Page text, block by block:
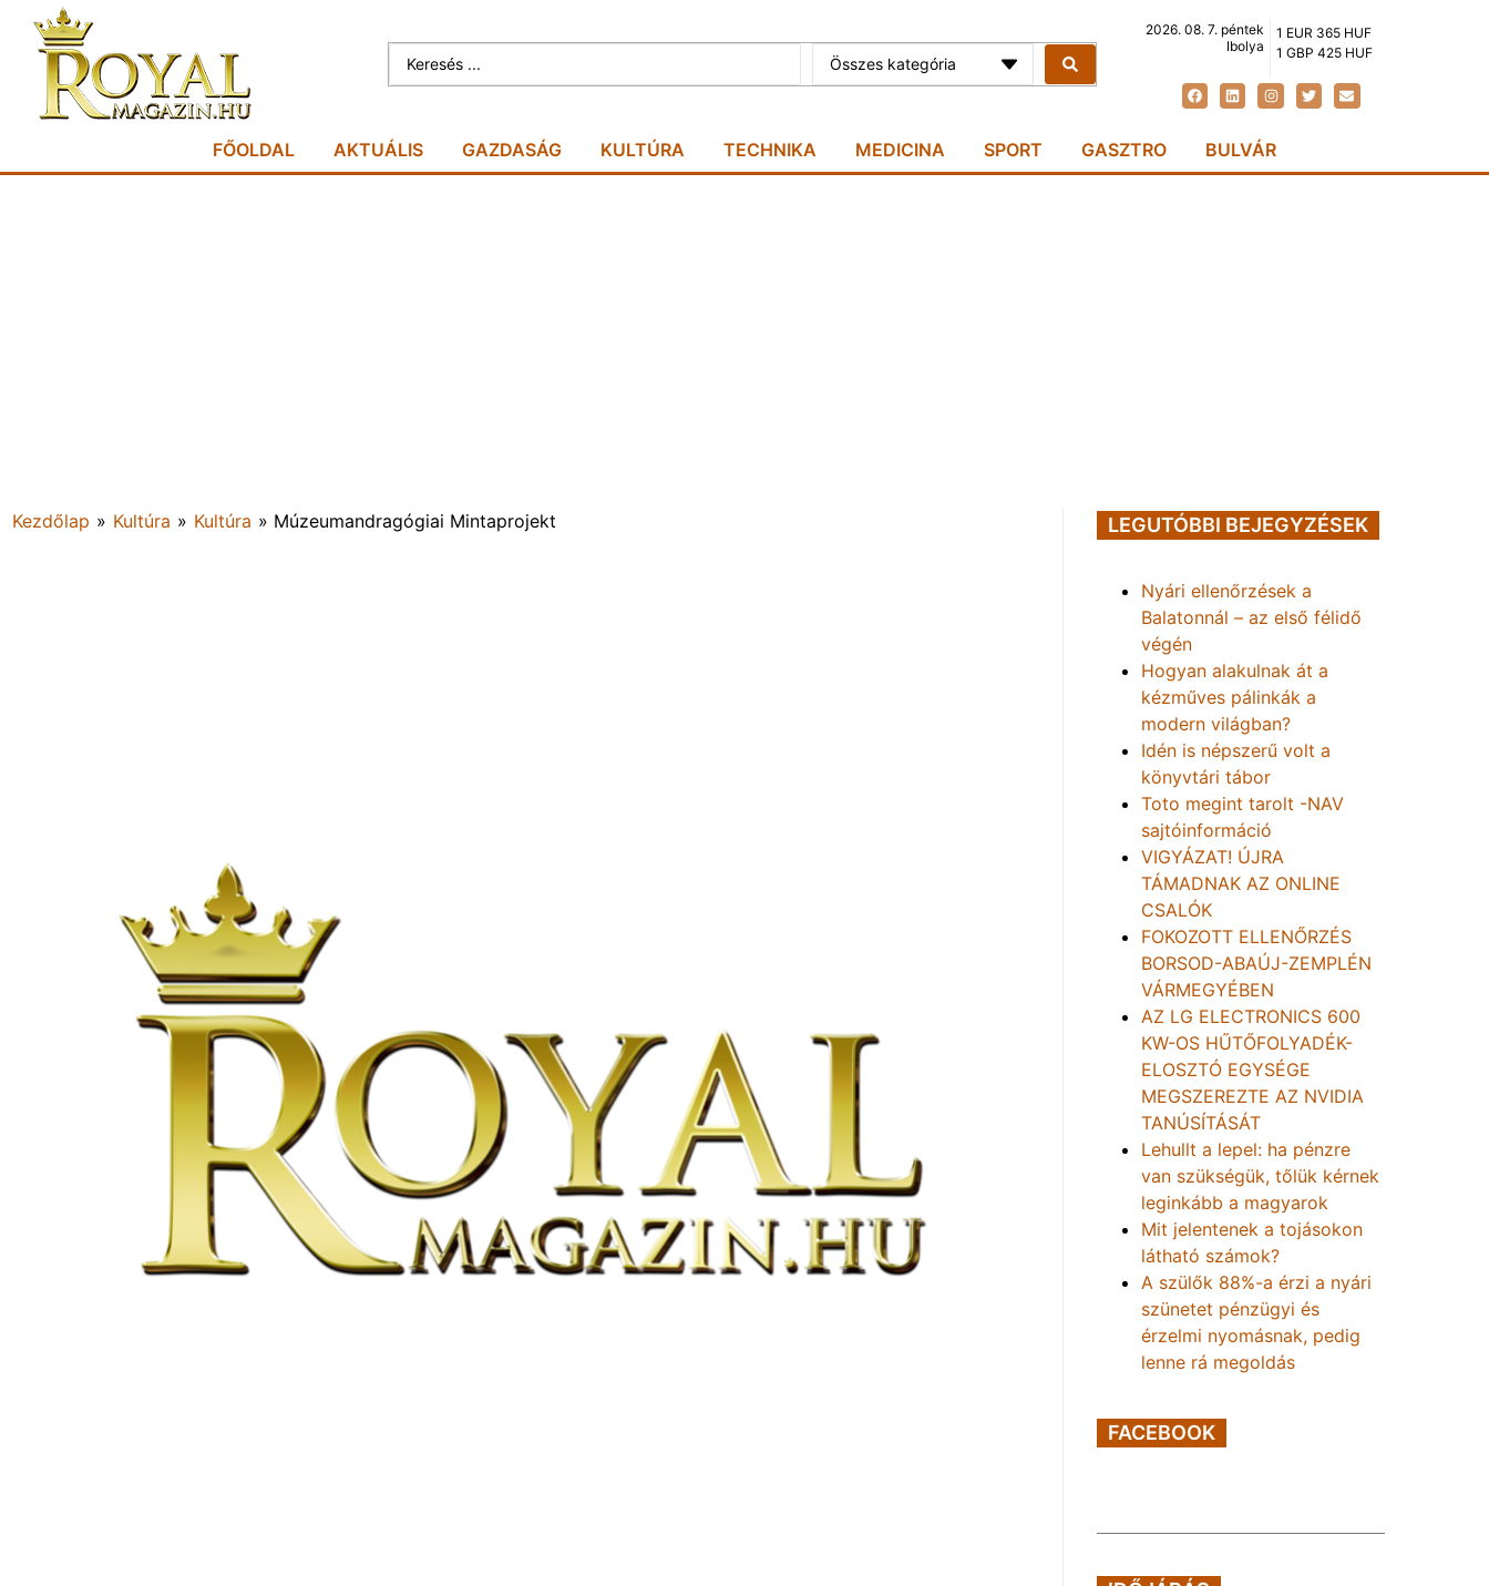
Összes kategória
2026. 08. 7. péntek
Ibolya
1 EUR 365 HUF
1 GBP 425 HUF
FŐOLDAL AKTUÁLIS GAZDASÁG KULTÚRA TECHNIKA MEDICINA SPORT GASZTRO BULVÁR
Kezdőlap » Kultúra » Kultúra » Múzeumandragógiai Mintaprojekt LEGUTÓBBI BEJEGYZÉSEK
Nyári ellenőrzések a
Balatonnál – az első félidő
végén
Hogyan alakulnak át a
kézműves pálinkák a
modern világban?
Idén is népszerű volt a
könyvtári tábor
Toto megint tarolt -NAV
sajtóinformáció
VIGYÁZAT! ÚJRA
TÁMADNAK AZ ONLINE
CSALÓK
FOKOZOTT ELLENŐRZÉS
BORSOD-ABAÚJ-ZEMPLÉN
VÁRMEGYÉBEN
AZ LG ELECTRONICS 600
KW-OS HŰTŐFOLYADÉK-
ELOSZTÓ EGYSÉGE
MEGSZEREZTE AZ NVIDIA
TANÚSÍTÁSÁT
Lehullt a lepel: ha pénzre
van szükségük, tőlük kérnek
leginkább a magyarok
Mit jelentenek a tojásokon
látható számok?
A szülők 88%-a érzi a nyári
szünetet pénzügyi és
érzelmi nyomásnak, pedig
lenne rá megoldás
FACEBOOK